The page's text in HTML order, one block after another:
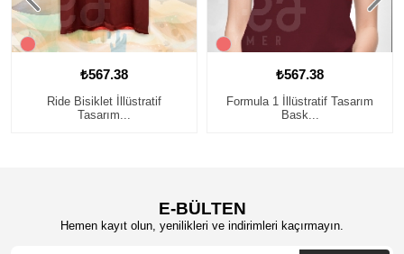
₺567.38
Ride Bisiklet İllüstratif
Tasarım...
₺567.38
Formula 1 İllüstratif Tasarım
Bask...
E-BÜLTEN
Hemen kayıt olun, yenilikleri ve indirimleri kaçırmayın.